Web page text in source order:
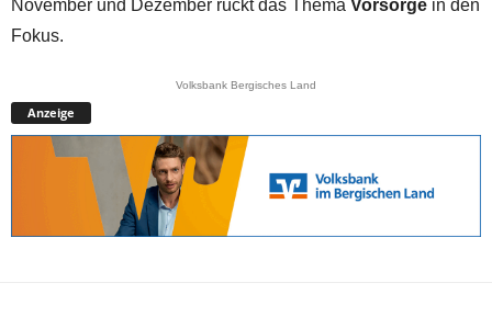
November und Dezember rückt das Thema Vorsorge in den
Fokus.
Volksbank Bergisches Land
Anzeige